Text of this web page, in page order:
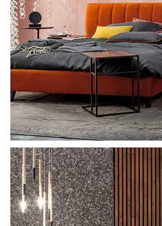
Valcucine Accessories